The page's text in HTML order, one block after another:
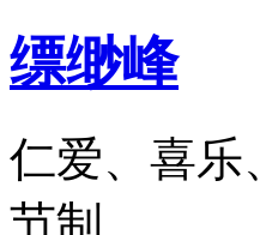
缥缈峰
仁爱、喜乐
节制